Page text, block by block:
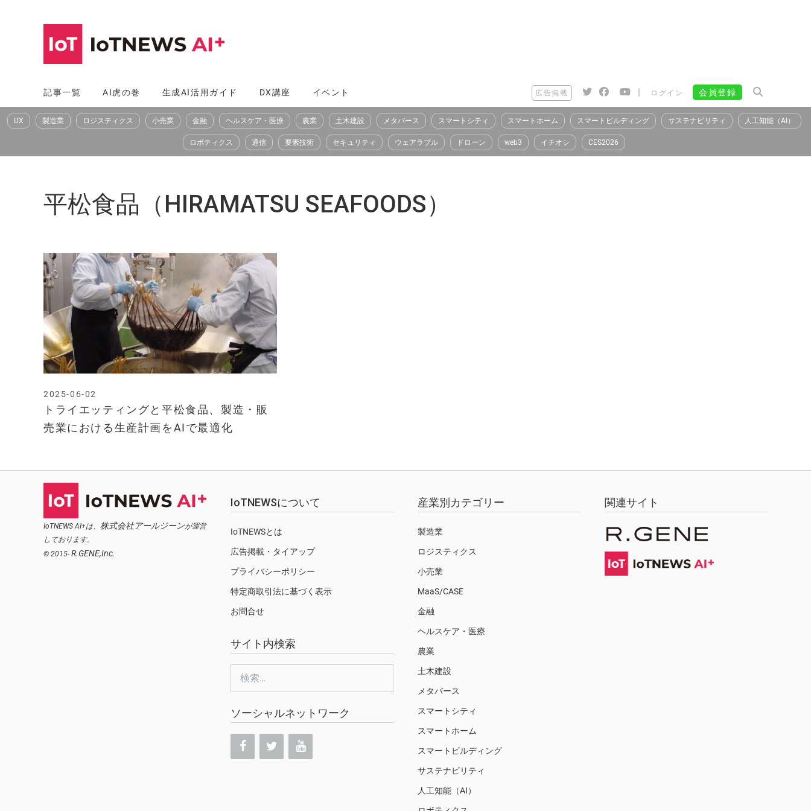
へ
ス
記事一覧 AI虎の巻 生成AI活用ガイド DX講座 イベント 広告掲載 | ログイン 会員登録
DX 製造業 ロジスティクス 小売業 金融 ヘルスケア・医療 農業 土木建設 メタバース スマートシティ スマートホーム スマートビルディング サステナビリティ 人工知能（AI）
ロボティクス 通信 要素技術 セキュリティ ウェアラブル ドローン web3 イチオシ CES2026
平松食品（HIRAMATSU SEAFOODS）
トライエッティングと平松食品、製造・販
売業における生産計画をAIで最適化
2025-06-02
IoTNEWS AI+は、 株式会社アールジーンが運営
しております。
© 2015- R.GENE,Inc.
IoTNEWSについて
IoTNEWSとは
広告掲載・タイアップ
プライバシーポリシー
特定商取引法に基づく表示
お問合せ
サイト内検索
ソーシャルネットワーク
産業別カテゴリー
製造業
ロジスティクス
小売業
MaaS/CASE
金融
ヘルスケア・医療
農業
土木建設
メタバース
スマートシティ
スマートホーム
スマートビルディング
サステナビリティ
人工知能（AI）
関連サイト